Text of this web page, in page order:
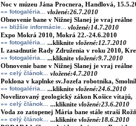
Noc v múzeu Jána Procnera, Handlová,
»» fotogaléria... vložené:26.7.2010
Obnovenie bane v Nižnej Slanej je vraj reálne
»» bližšie informácie... vložené:14.7.2010
Expo Mokrá 2010, Mokrá 22.-24.6.2010
»» fotogaléria... ...kliknite vložené:12.7.2010
I. zasadnutie Rady Združenia v roku 2010,
»» fotogaléria... ...kliknite vložené:9.7.2010
Obnovenie bane v Nižnej Slanej je vraj reálne
»» celý článok... vložené:4.7.2010
Poklona v kaplnke sv.Jozefa robotníka,
»» fotogaléria... ...kliknite vložené:24.6.2010
Novelizovaný geologický zákon Košice vítajú,
»» celý článok... ...kliknite vložené:23.6.2010
Voda zo zatopenej Mária bane stále straší
»» celý článok... ...kliknite vložené:18.6.2010